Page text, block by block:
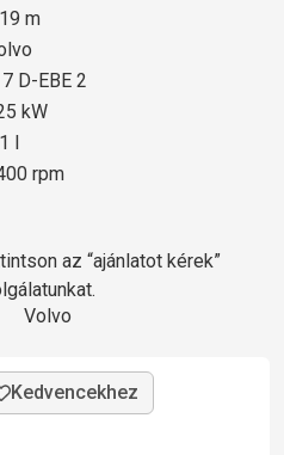
m
D-EBE 2
kW
l
rpm
az “ajánlatot kérek”
Volvo